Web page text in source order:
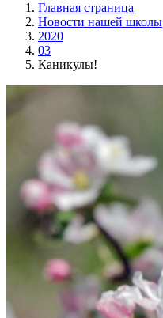
Главная страница
Новости нашей школы
2020
03
Каникулы!